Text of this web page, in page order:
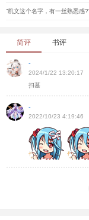
“凯文这个名字，有一丝熟悉感
简评 书评
-
2024/1/22 13:20:17
扫墓
-
2022/10/23 4:19:46